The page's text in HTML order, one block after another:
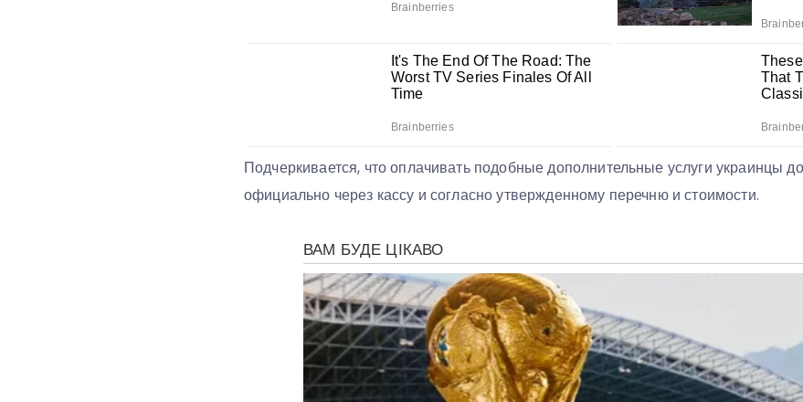
Подчеркивается, что оплачивать подобные дополнительные услуги украинцы
официально через кассу и согласно утвержденному перечню и стоимости.